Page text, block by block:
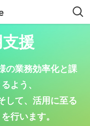
援
の業務効率化と課
よう、
して、活用に至る
行います。